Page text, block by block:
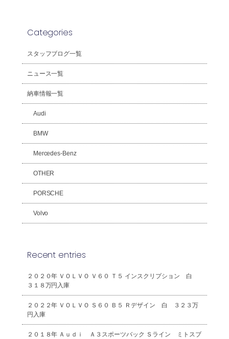
Categories
スタッフブログ一覧
ニュース一覧
納車情報一覧
Audi
BMW
Mercedes-Benz
OTHER
PORSCHE
Volvo
Recent entries
２０２０年 ＶＯＬＶＯ Ｖ６０ Ｔ５ インスクリプション 白
３１８万円入庫
２０２２年 ＶＯＬＶＯ Ｓ６０ Ｂ５ Ｒデザイン 白 ３２３万
円入庫
２０１８年 Ａｕｄｉ Ａ３スポーツバック Ｓライン ミトスブ